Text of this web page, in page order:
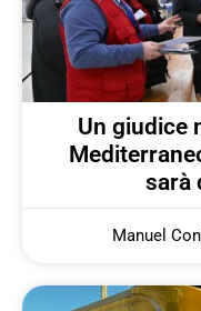
Un giudice
sarà
Manuel